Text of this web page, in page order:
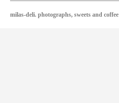
milas-deli. photographs, sweets and coffee